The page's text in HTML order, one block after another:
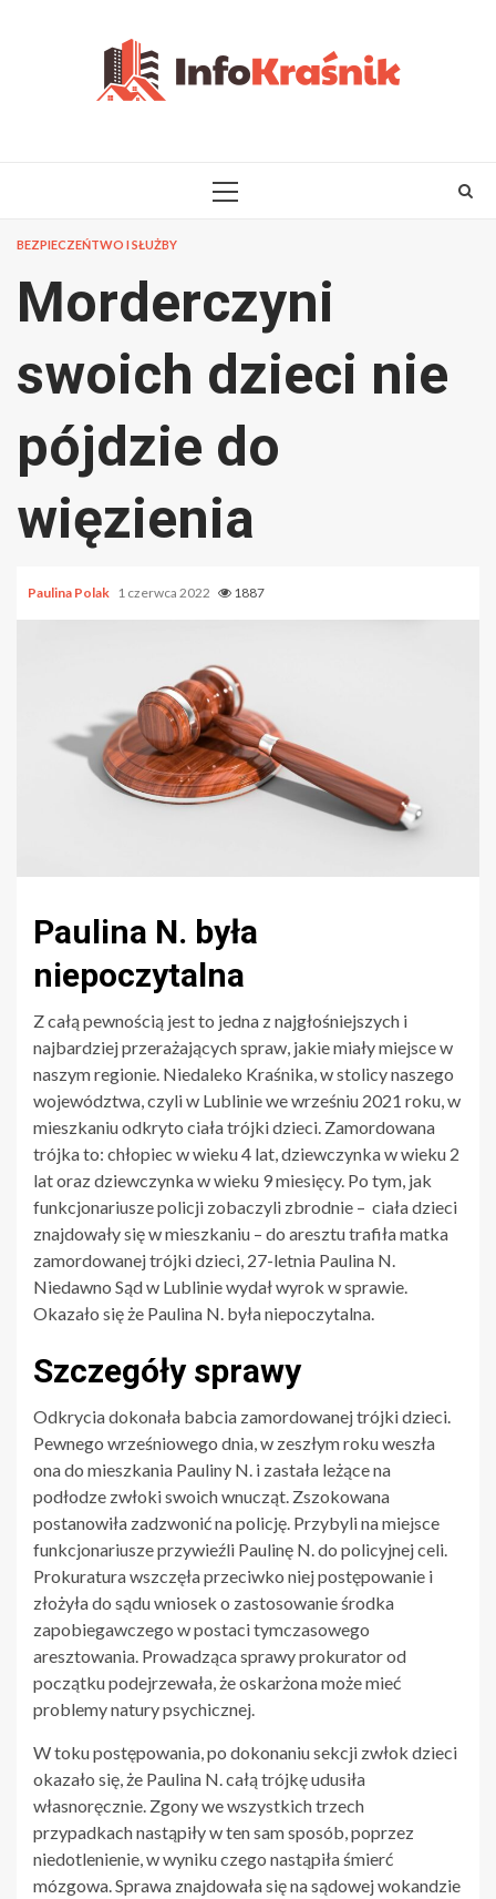
PRIMARY
BEZPIECZEŃTWO I SŁUŻBY
Morderczyni
swoich dzieci nie
pójdzie do
więzienia
Paulina Polak 1 czerwca 2022 1887
Paulina N. była
niepoczytalna
Z całą pewnością jest to jedna z najgłośniejszych i
najbardziej przerażających spraw, jakie miały miejsce w
naszym regionie. Niedaleko Kraśnika, w stolicy naszego
województwa, czyli w Lublinie we wrześniu 2021 roku, w
mieszkaniu odkryto ciała trójki dzieci. Zamordowana
trójka to: chłopiec w wieku 4 lat, dziewczynka w wieku 2
lat oraz dziewczynka w wieku 9 miesięcy. Po tym, jak
funkcjonariusze policji zobaczyli zbrodnie – ciała dzieci
znajdowały się w mieszkaniu – do aresztu trafiła matka
zamordowanej trójki dzieci, 27-letnia Paulina N.
Niedawno Sąd w Lublinie wydał wyrok w sprawie.
Okazało się że Paulina N. była niepoczytalna.
Szczegóły sprawy
Odkrycia dokonała babcia zamordowanej trójki dzieci.
Pewnego wrześniowego dnia, w zeszłym roku weszła
ona do mieszkania Pauliny N. i zastała leżące na
podłodze zwłoki swoich wnucząt. Zszokowana
postanowiła zadzwonić na policję. Przybyli na miejsce
funkcjonariusze przywieźli Paulinę N. do policyjnej celi.
Prokuratura wszczęła przeciwko niej postępowanie i
złożyła do sądu wniosek o zastosowanie środka
zapobiegawczego w postaci tymczasowego
aresztowania. Prowadząca sprawy prokurator od
początku podejrzewała, że oskarżona może mieć
problemy natury psychicznej.
W toku postępowania, po dokonaniu sekcji zwłok dzieci
okazało się, że Paulina N. całą trójkę udusiła
własnoręcznie. Zgony we wszystkich trzech
przypadkach nastąpiły w ten sam sposób, poprzez
niedotlenienie, w wyniku czego nastąpiła śmierć
mózgowa. Sprawa znajdowała się na sądowej wokandzie